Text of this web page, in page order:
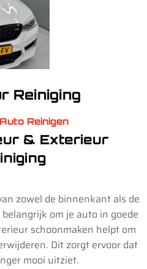
Reiniging
Reinigen
& Exterieur
zowel de binnenkant als de
om je auto in goede
schoonmaken helpt om
Dit zorgt ervoor dat
mooi uitziet.